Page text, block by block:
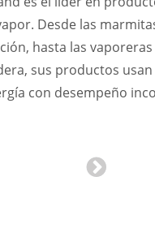
Desde las
hasta las
sus productos
con desempeño